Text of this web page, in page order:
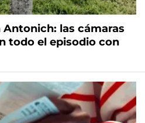
las cámaras
todo el episodio con